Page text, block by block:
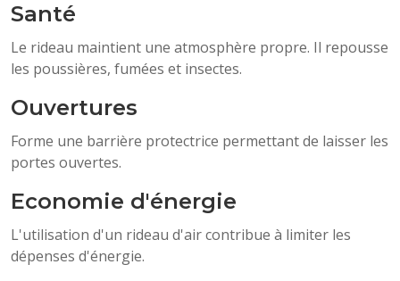
Santé
Le rideau maintient une atmosphère propre. Il repousse
les poussières, fumées et insectes.
Ouvertures
Forme une barrière protectrice permettant de laisser les
portes ouvertes.
Economie d'énergie
L'utilisation d'un rideau d'air contribue à limiter les
dépenses d'énergie.